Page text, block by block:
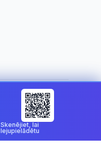
Skenējiet, lai
lejupielādētu